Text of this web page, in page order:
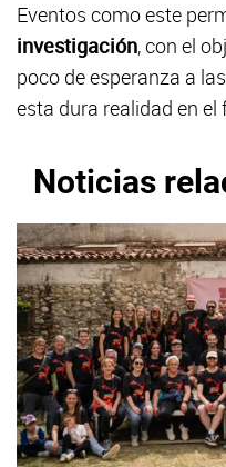
Eventos como este
investigación, con el
poco de esperanza a
esta dura realidad en el
Noticias